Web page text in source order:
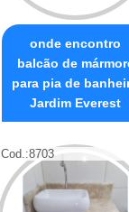
onde encontro
balcão de
para pia de
Jardim Everest
Cod.:8703